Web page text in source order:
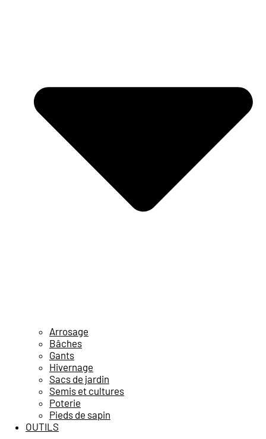
Arrosage
Bâches
Gants
Hivernage
Sacs de jardin
Semis et cultures
Poterie
Pieds de sapin
OUTILS